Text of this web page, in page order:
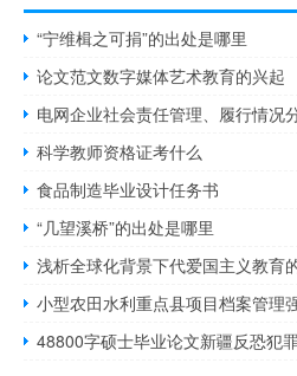
“宁维楫之可捐”的出处是哪里
论文范文数字媒体艺术教育的兴起
科学教师资格证考什么
食品制造毕业设计任务书
“几望溪桥”的出处是哪里
48800字硕士毕业论文新疆反恐犯